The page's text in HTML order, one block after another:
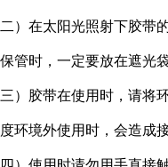
二）在太阳光照射下胶带
保管时，一定要放在遮光
三）胶带在使用时，请将
度环境外使用时，会造成